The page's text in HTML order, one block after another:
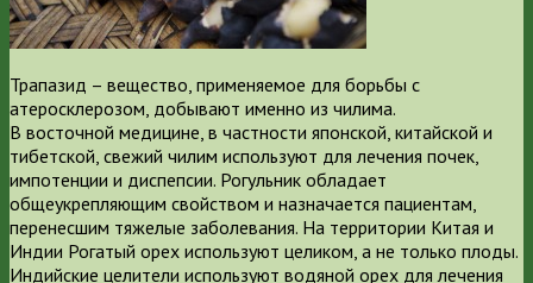
Трапазид – вещество, применяемое для борьбы с
атеросклерозом, добывают именно из чилима.
В восточной медицине, в частности японской, китайской и
тибетской, свежий чилим используют для лечения почек,
импотенции и диспепсии. Рогульник обладает
общеукрепляющим свойством и назначается пациентам,
перенесшим тяжелые заболевания. На территории Китая и
Индии Рогатый орех используют целиком, а не только плоды.
Индийские целители используют водяной орех для лечения